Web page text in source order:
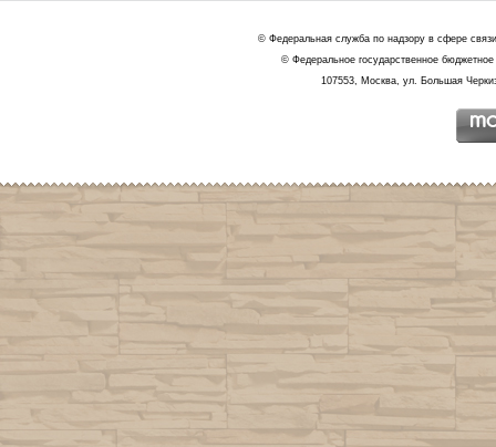
© Федеральная служба по надзору в сфере
© Федеральное государственное
107553, Москва, ул. Большая